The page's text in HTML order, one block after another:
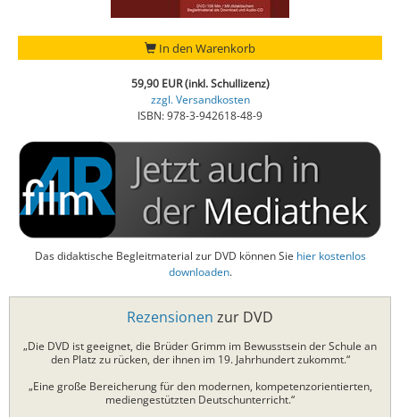
In den Warenkorb
59,90 EUR (inkl. Schullizenz)
zzgl. Versandkosten
ISBN: 978-3-942618-48-9
Das didaktische Begleitmaterial zur DVD können Sie hier kostenlos
downloaden.
Rezensionen zur DVD
„Die DVD ist geeignet, die Brüder Grimm im Bewusstsein der Schule an
den Platz zu rücken, der ihnen im 19. Jahrhundert zukommt.“
„Eine große Bereicherung für den modernen, kompetenzorientierten,
mediengestützten Deutschunterricht.“